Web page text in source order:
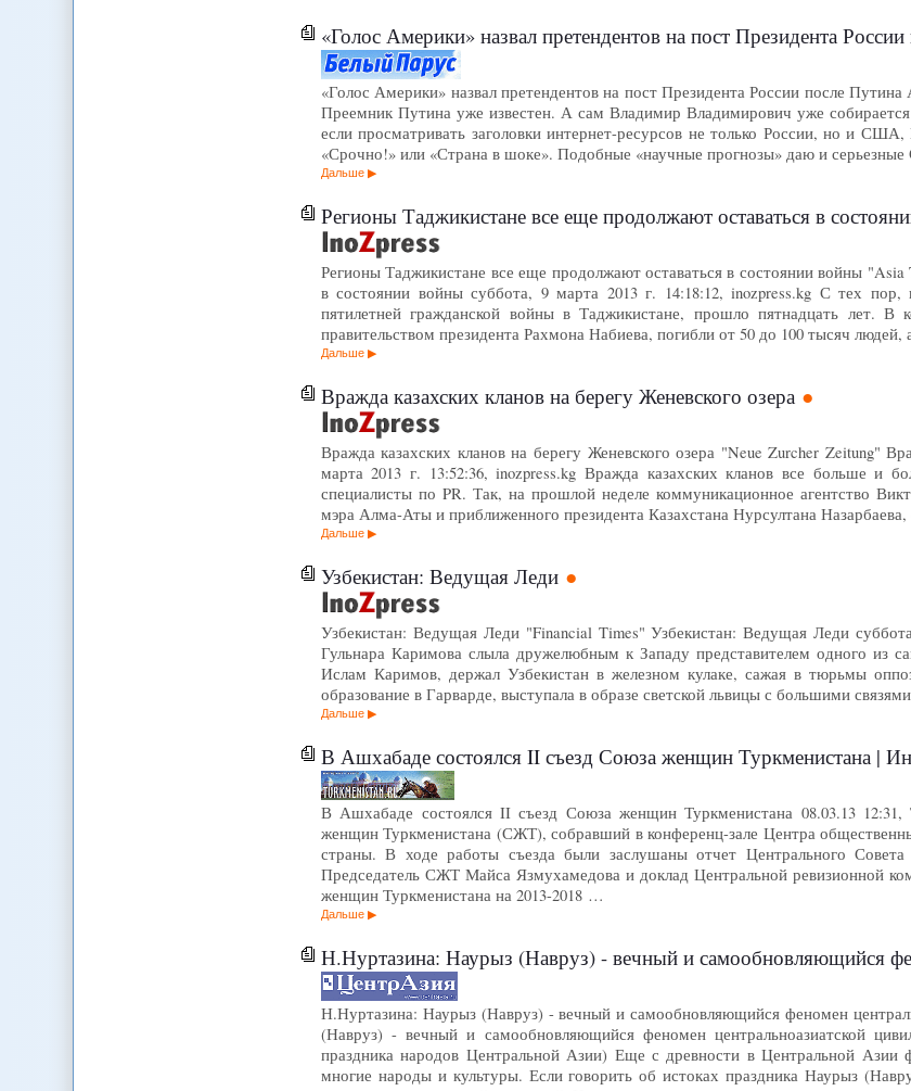
«Голос Америки» назвал претендентов на пост Президента России
«Голос Америки» назвал претендентов на пост Президента России после
Преемник Путина уже известен. А сам Владимир Владимирович уже
если просматривать заголовки интернет-ресурсов не только России, но и
«Срочно!» или «Страна в шоке». Подобные «научные прогнозы» даю и
Дальше
Регионы Таджикистане все еще продолжают оставаться в
Регионы Таджикистане все еще продолжают оставаться в состоянии войны
в состоянии войны суббота, 9 марта 2013 г. 14:18:12, inozpress.kg С тех
пятилетней гражданской войны в Таджикистане, прошло пятнадцать лет.
правительством президента Рахмона Набиева, погибли от 50 до 100 тысяч
Дальше
Вражда казахских кланов на берегу Женевского озера
Вражда казахских кланов на берегу Женевского озера "Neue Zurcher Zeitung"
марта 2013 г. 13:52:36, inozpress.kg Вражда казахских кланов все больше
специалисты по PR. Так, на прошлой неделе коммуникационное агентство
мэра Алма-Аты и приближенного президента Казахстана Нурсултана
Дальше
Узбекистан: Ведущая Леди
Узбекистан: Ведущая Леди "Financial Times" Узбекистан: Ведущая Леди
Гульнара Каримова слыла дружелюбным к Западу представителем одного из
Ислам Каримов, держал Узбекистан в железном кулаке, сажая в тюрьмы
образование в Гарварде, выступала в образе светской львицы с большими
Дальше
В Ашхабаде состоялся II съезд Союза женщин Туркменистана |
В Ашхабаде состоялся II съезд Союза женщин Туркменистана 08.03.13
женщин Туркменистана (СЖТ), собравший в конференц-зале Центра
страны. В ходе работы съезда были заслушаны отчет Центрального
Председатель СЖТ Майса Язмухамедова и доклад Центральной ревизионной
женщин Туркменистана на 2013-2018 …
Дальше
Н.Нуртазина: Наурыз (Навруз) - вечный и самообновляющийся
Н.Нуртазина: Наурыз (Навруз) - вечный и самообновляющийся феномен
(Навруз) - вечный и самообновляющийся феномен центральноазиатской
праздника народов Центральной Азии) Еще с древности в Центральной Азии
многие народы и культуры. Если говорить об истоках праздника Наурыз